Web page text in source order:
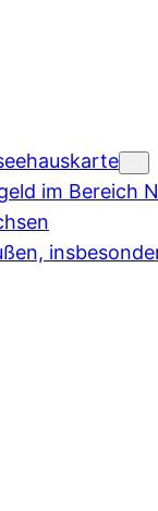
im Bereich